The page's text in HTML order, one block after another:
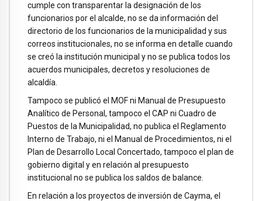
cumple con transparentar la designación de los
funcionarios por el alcalde, no se da información del
directorio de los funcionarios de la municipalidad y sus
correos institucionales, no se informa en detalle cuando
se creó la institución municipal y no se publica todos los
acuerdos municipales, decretos y resoluciones de
alcaldía.
Tampoco se publicó el MOF ni Manual de Presupuesto
Analítico de Personal, tampoco el CAP ni Cuadro de
Puestos de la Municipalidad, no publica el Reglamento
Interno de Trabajo, ni el Manual de Procedimientos, ni el
Plan de Desarrollo Local Concertado, tampoco el plan de
gobierno digital y en relación al presupuesto
institucional no se publica los saldos de balance.
En relación a los proyectos de inversión de Cayma, el